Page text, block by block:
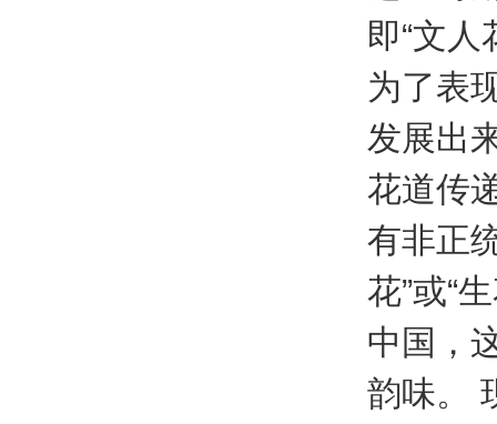
即“文
为了表
发展出
花道传
有非正
花”或“
中国，
韵味。